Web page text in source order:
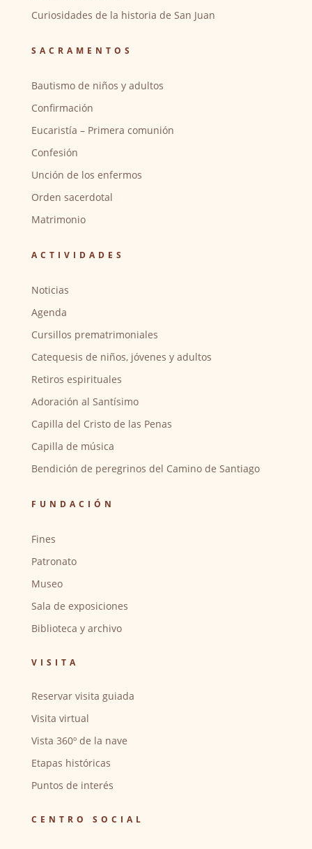
Curiosidades de la historia de San Juan
SACRAMENTOS
Bautismo de niños y adultos
Confirmación
Eucaristía – Primera comunión
Confesión
Unción de los enfermos
Orden sacerdotal
Matrimonio
ACTIVIDADES
Noticias
Agenda
Cursillos prematrimoniales
Catequesis de niños, jóvenes y adultos
Retiros espirituales
Adoración al Santísimo
Capilla del Cristo de las Penas
Capilla de música
Bendición de peregrinos del Camino de Santiago
FUNDACIÓN
Fines
Patronato
Museo
Sala de exposiciones
Biblioteca y archivo
VISITA
Reservar visita guiada
Visita virtual
Vista 360º de la nave
Etapas históricas
Puntos de interés
CENTRO SOCIAL